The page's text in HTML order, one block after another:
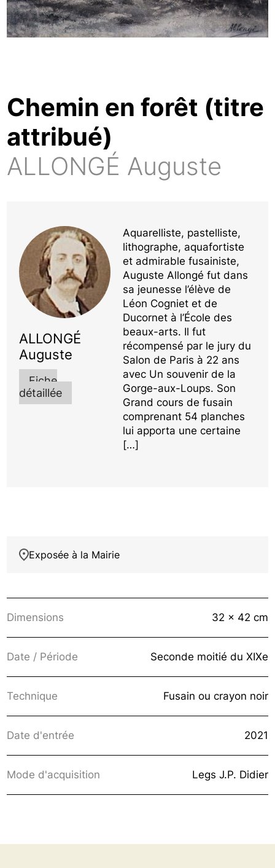
Chemin en forêt (titre
attribué)
ALLONGÉ Auguste
ALLONGÉ
Auguste
Fiche
détaillée
Aquarelliste, pastelliste,
lithographe, aquafortiste
et admirable fusainiste,
Auguste Allongé fut dans
sa jeunesse l’élève de
Léon Cogniet et de
Ducornet à l’École des
beaux-arts. Il fut
récompensé par le jury du
Salon de Paris à 22 ans
avec Un souvenir de la
Gorge-aux-Loups. Son
Grand cours de fusain
comprenant 54 planches
lui apporta une certaine
[…]
Exposée à la Mairie
Dimensions 32 x 42 cm
Date / Période Seconde moitié du XIXe
Technique Fusain ou crayon noir
Date d'entrée 2021
Mode d'acquisition Legs J.P. Didier